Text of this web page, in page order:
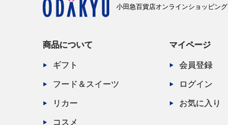
小田急百貨店オンラインショッピング
商品について
ギフト
フード＆スイーツ
リカー
コスメ
マイページ
会員登録
ログイン
お気に入り